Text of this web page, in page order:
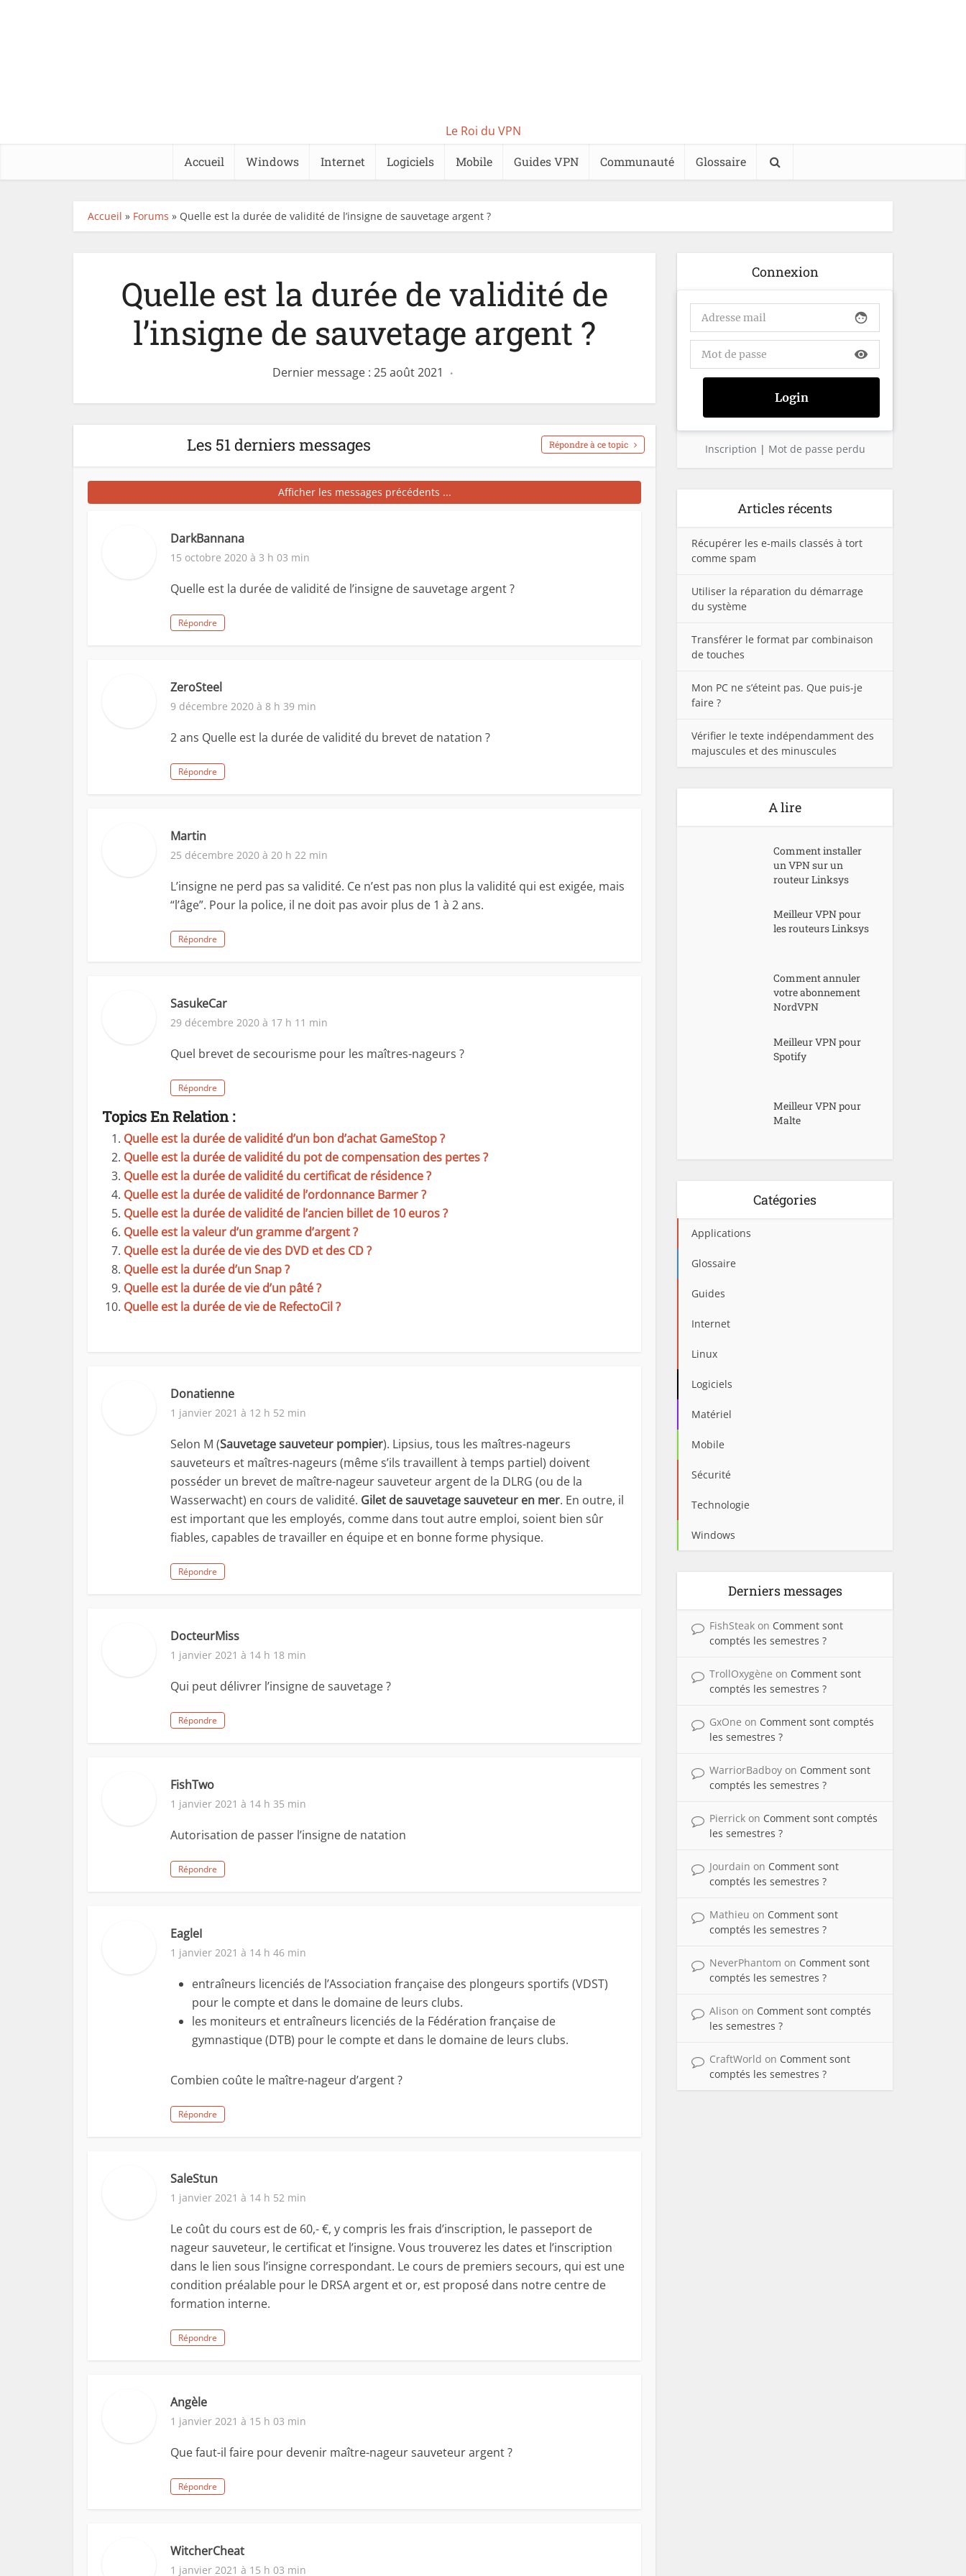
Le Roi du VPN
Accueil Windows Internet Logiciels Mobile Guides VPN Communauté Glossaire
Accueil » Forums » Quelle est la durée de validité de l’insigne de sauvetage argent ?
Quelle est la durée de validité de
l’insigne de sauvetage argent ?
Dernier message : 25 août 2021
Les 51 derniers messages Répondre à ce topic
Afficher les messages précédents ...
DarkBannana
15 octobre 2020 à 3 h 03 min
Quelle est la durée de validité de l’insigne de sauvetage argent ?
Répondre
ZeroSteel
9 décembre 2020 à 8 h 39 min
2 ans Quelle est la durée de validité du brevet de natation ?
Répondre
Martin
25 décembre 2020 à 20 h 22 min
L’insigne ne perd pas sa validité. Ce n’est pas non plus la validité qui est exigée, mais
“l’âge”. Pour la police, il ne doit pas avoir plus de 1 à 2 ans.
Répondre
SasukeCar
29 décembre 2020 à 17 h 11 min
Quel brevet de secourisme pour les maîtres-nageurs ?
Répondre
Topics En Relation :
Quelle est la durée de validité d’un bon d’achat GameStop ?
Quelle est la durée de validité du pot de compensation des pertes ?
Quelle est la durée de validité du certificat de résidence ?
Quelle est la durée de validité de l’ordonnance Barmer ?
Quelle est la durée de validité de l’ancien billet de 10 euros ?
Quelle est la valeur d’un gramme d’argent ?
Quelle est la durée de vie des DVD et des CD ?
Quelle est la durée d’un Snap ?
Quelle est la durée de vie d’un pâté ?
Quelle est la durée de vie de RefectoCil ?
Donatienne
1 janvier 2021 à 12 h 52 min
Selon M (Sauvetage sauveteur pompier). Lipsius, tous les maîtres-nageurs
sauveteurs et maîtres-nageurs (même s’ils travaillent à temps partiel) doivent
posséder un brevet de maître-nageur sauveteur argent de la DLRG (ou de la
Wasserwacht) en cours de validité. Gilet de sauvetage sauveteur en mer. En outre, il
est important que les employés, comme dans tout autre emploi, soient bien sûr
fiables, capables de travailler en équipe et en bonne forme physique.
Répondre
DocteurMiss
1 janvier 2021 à 14 h 18 min
Qui peut délivrer l’insigne de sauvetage ?
Répondre
FishTwo
1 janvier 2021 à 14 h 35 min
Autorisation de passer l’insigne de natation
Répondre
EagleI
1 janvier 2021 à 14 h 46 min
entraîneurs licenciés de l’Association française des plongeurs sportifs (VDST)
pour le compte et dans le domaine de leurs clubs.
les moniteurs et entraîneurs licenciés de la Fédération française de
gymnastique (DTB) pour le compte et dans le domaine de leurs clubs.
Combien coûte le maître-nageur d’argent ?
Répondre
SaleStun
1 janvier 2021 à 14 h 52 min
Le coût du cours est de 60,- €, y compris les frais d’inscription, le passeport de
nageur sauveteur, le certificat et l’insigne. Vous trouverez les dates et l’inscription
dans le lien sous l’insigne correspondant. Le cours de premiers secours, qui est une
condition préalable pour le DRSA argent et or, est proposé dans notre centre de
formation interne.
Répondre
Angèle
1 janvier 2021 à 15 h 03 min
Que faut-il faire pour devenir maître-nageur sauveteur argent ?
Répondre
WitcherCheat
1 janvier 2021 à 15 h 03 min
Connexion
face
visibility
Inscription | Mot de passe perdu
Articles récents
Récupérer les e-mails classés à tort
comme spam
Utiliser la réparation du démarrage
du système
Transférer le format par combinaison
de touches
Mon PC ne s’éteint pas. Que puis-je
faire ?
Vérifier le texte indépendamment des
majuscules et des minuscules
A lire
Comment installer
un VPN sur un
routeur Linksys
Meilleur VPN pour
les routeurs Linksys
Comment annuler
votre abonnement
NordVPN
Meilleur VPN pour
Spotify
Meilleur VPN pour
Malte
Catégories
Applications
Glossaire
Guides
Internet
Linux
Logiciels
Matériel
Mobile
Sécurité
Technologie
Windows
Derniers messages
FishSteak on Comment sont
comptés les semestres ?
TrollOxygène on Comment sont
comptés les semestres ?
GxOne on Comment sont comptés
les semestres ?
WarriorBadboy on Comment sont
comptés les semestres ?
Pierrick on Comment sont comptés
les semestres ?
Jourdain on Comment sont
comptés les semestres ?
Mathieu on Comment sont
comptés les semestres ?
NeverPhantom on Comment sont
comptés les semestres ?
Alison on Comment sont comptés
les semestres ?
CraftWorld on Comment sont
comptés les semestres ?